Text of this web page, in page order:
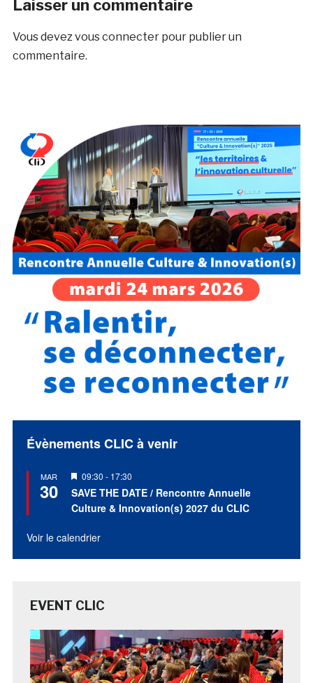
Laisser un commentaire
Vous devezvous connecterpour publier un
commentaire.
Évènements CLIC à venir
MAR
30
Mis
en
avant
09:30 - 17:30
SAVE THE DATE / Rencontre Annuelle
Culture & Innovation(s) 2027 du CLIC
Voir le calendrier
EVENT CLIC